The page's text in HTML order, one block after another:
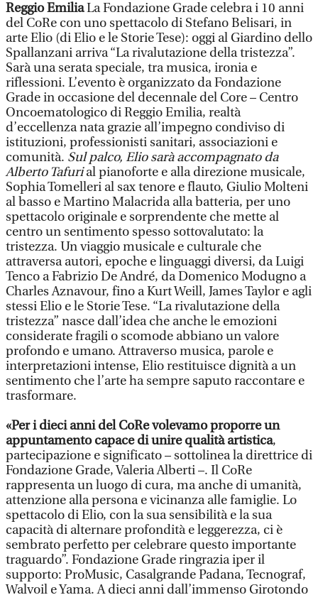
Reggio EmiliaLa Fondazione Grade celebra i 10 anni
del CoRe con uno spettacolo di Stefano Belisari, in
arte Elio (di Elio e le Storie Tese): oggi al Giardino dello
Spallanzani arriva “La rivalutazione della tristezza”.
Sarà una serata speciale, tra musica, ironia e
riflessioni. L’evento è organizzato da Fondazione
Grade in occasione del decennale del Core – Centro
Oncoematologico di Reggio Emilia, realtà
d’eccellenza nata grazie all’impegno condiviso di
istituzioni, professionisti sanitari, associazioni e
comunità. Sul palco, Elio sarà accompagnato da
Alberto Tafurial pianoforte e alla direzione musicale,
Sophia Tomelleri al sax tenore e flauto, Giulio Molteni
al basso e Martino Malacrida alla batteria, per uno
spettacolo originale e sorprendente che mette al
centro un sentimento spesso sottovalutato: la
tristezza. Un viaggio musicale e culturale che
attraversa autori, epoche e linguaggi diversi, da Luigi
Tenco a Fabrizio De André, da Domenico Modugno a
Charles Aznavour, fino a Kurt Weill, James Taylor e agli
stessi Elio e le Storie Tese. “La rivalutazione della
tristezza” nasce dall’idea che anche le emozioni
considerate fragili o scomode abbiano un valore
profondo e umano. Attraverso musica, parole e
interpretazioni intense, Elio restituisce dignità a un
sentimento che l’arte ha sempre saputo raccontare e
trasformare.
«Per i dieci anni del CoRe volevamo proporre un
appuntamento capace di unire qualità artistica,
partecipazione e significato – sottolinea la direttrice di
Fondazione Grade, Valeria Alberti –. Il CoRe
rappresenta un luogo di cura, ma anche di umanità,
attenzione alla persona e vicinanza alle famiglie. Lo
spettacolo di Elio, con la sua sensibilità e la sua
capacità di alternare profondità e leggerezza, ci è
sembrato perfetto per celebrare questo importante
traguardo”. Fondazione Grade ringrazia iper il
supporto: ProMusic, Casalgrande Padana, Tecnograf,
Walvoil e Yama. A dieci anni dall’immenso Girotondo